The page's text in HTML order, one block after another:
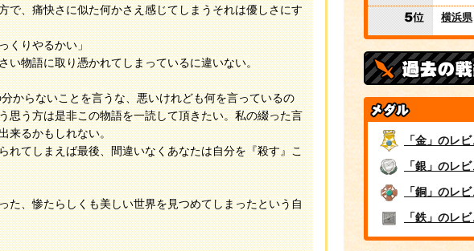
、痛快さに似た何かさえ感じてしまうそれは優しさにす
くりやるかい」
物語に取り憑かれてしまっているに違いない。
からないことを言うな、悪いけれども何を言っているの
思う方は是非この物語を一読して頂きたい。私の綴った言
来るかもしれない。
てしまえば最後、間違いなくあなたは自分を『殺す』こ
、惨たらしくも美しい世界を見つめてしまったという自
横浜県
「金」のレ
「銀」のレ
「銅」のレ
「鉄」のレ